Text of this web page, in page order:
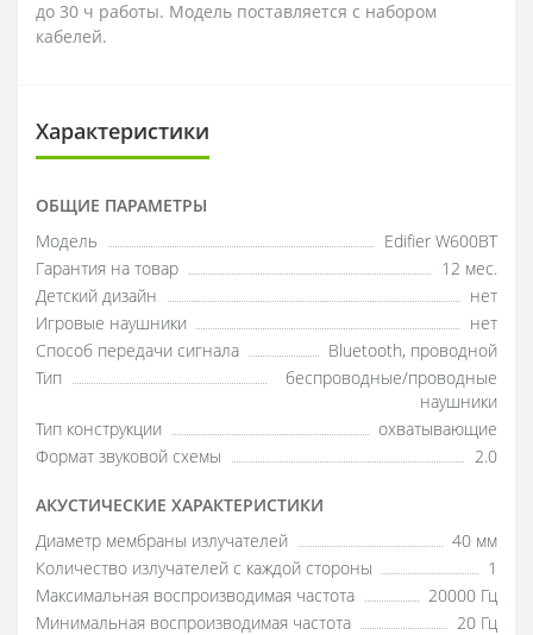
до 30 ч работы. Модель поставляется с набором
кабелей.
Характеристики
ОБЩИЕ ПАРАМЕТРЫ
Модель
Edifier W600BT
Гарантия на товар
12 мес.
Детский дизайн
нет
Игровые наушники
нет
Способ передачи сигнала
Bluetooth, проводной
Тип
беспроводные/проводные
наушники
Тип конструкции
охватывающие
Формат звуковой схемы
2.0
АКУСТИЧЕСКИЕ ХАРАКТЕРИСТИКИ
Диаметр мембраны излучателей
40 мм
Количество излучателей с каждой стороны
1
Максимальная воспроизводимая частота
20000 Гц
Минимальная воспроизводимая частота
20 Гц